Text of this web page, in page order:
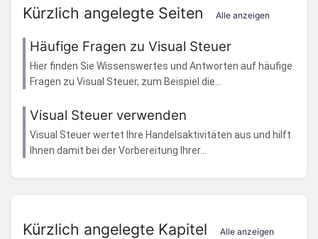
Kürzlich angelegte Seiten Alle anzeigen
Häufige Fragen zu Visual Steuer
Hier finden Sie Wissenswertes und Antworten auf häufige
Fragen zu Visual Steuer, zum Beispiel die...
Visual Steuer verwenden
Visual Steuer wertet Ihre Handelsaktivitäten aus und hilft
Ihnen damit bei der Vorbereitung Ihrer...
Kürzlich angelegte Kapitel Alle anzeigen